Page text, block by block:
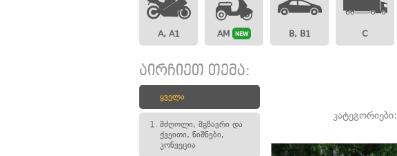
A, A1 AM NEW B, B1 C
აირჩიეთ თემა:
ყველა
1. მძღოლი, მგზავრი და
ქვეითი, ნიშნები,
კონვეცია
კატეგორიები: